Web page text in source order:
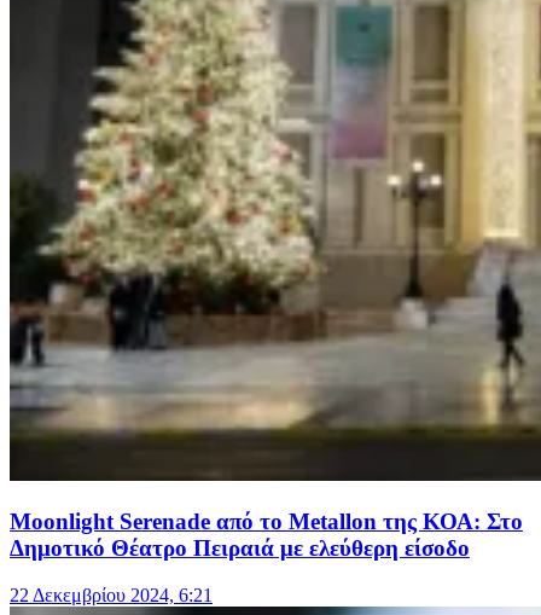
Moonlight Serenade από το Metallon της ΚΟΑ: Στο
Δημοτικό Θέατρο Πειραιά με ελεύθερη είσοδο
22 Δεκεμβρίου 2024, 6:21